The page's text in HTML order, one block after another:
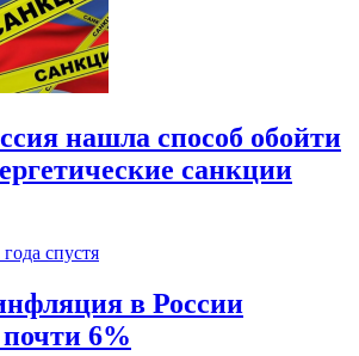
нашла способ обойти
санкции
года спустя
в России
почти 6%